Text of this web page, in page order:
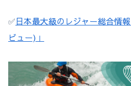
✅日本最大級のレジャー総合情
ビュー)」